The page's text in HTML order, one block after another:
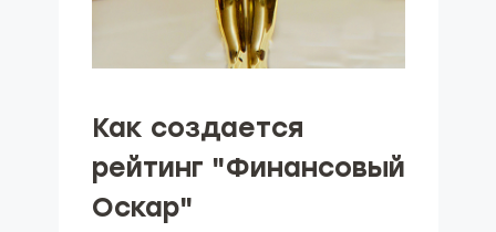
Как создается
рейтинг "Финансовый
Оскар"